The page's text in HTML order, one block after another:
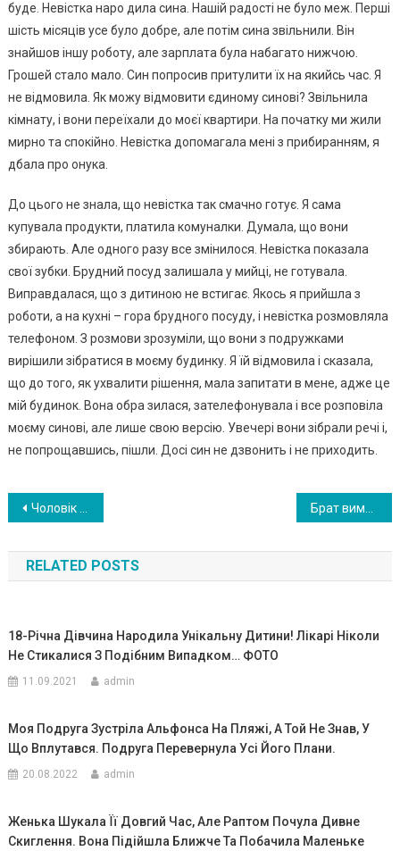
буде. Невістка наро дила сина. Нашій радості не було меж. Перші
шість місяців усе було добре, але потім сина звільнили. Він
знайшов іншу роботу, але зарплата була набагато нижчою.
Грошей стало мало. Син попросив притулити їх на якийсь час. Я
не відмовила. Як можу відмовити єдиному синові? Звільнила
кімнату, і вони переїхали до моєї квартири. На початку ми жили
мирно та спокійно. Невістка допомагала мені з прибиранням, я
дбала про онука.
До цього не знала, що невістка так смачно готує. Я сама
купувала продукти, платила комуналки. Думала, що вони
збирають. Але одного разу все змінилося. Невістка показала
свої зубки. Брудний посуд залишала у мийці, не готувала.
Виправдалася, що з дитиною не встигає. Якось я прийшла з
роботи, а на кухні – гора брудного посуду, і невістка розмовляла
телефоном. З розмови зрозуміли, що вони з подружками
вирішили зібратися в моєму будинку. Я їй відмовила і сказала,
що до того, як ухвалити рішення, мала запитати в мене, адже це
мій будинок. Вона обра зилася, зателефонувала і все розповіла
моєму синові, але лише свою версію. Увечері вони зібрали речі і,
не попрощавшись, пішли. Досі син не дзвонить і не приходить.
Навигация
по
записям
Чоловік довгий час відмовлявся робити ремонт і я не розуміла чому, але незабаром дізнавшись про причину, я просто розrубилася
RELATED POSTS
18-Річна Дівчина Народила Унікальну Дитини! Лікарі Ніколи
Не Стикалися З Подібним Випадком… ФОТО
11.09.2021 admin
Моя Подруга Зустріла Альфонса На Пляжі, А Той Не Знав, У
Що Вплутався. Подруга Перевернула Усі Його Плани.
20.08.2022 admin
Женька Шукала Її Довгий Час, Але Раптом Почула Дивне
Скиглення. Вона Підійшла Ближче Та Побачила Маленьке